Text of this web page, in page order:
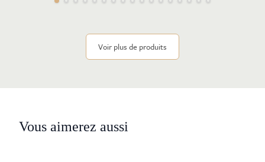
Voir plus de produits
Vous aimerez aussi